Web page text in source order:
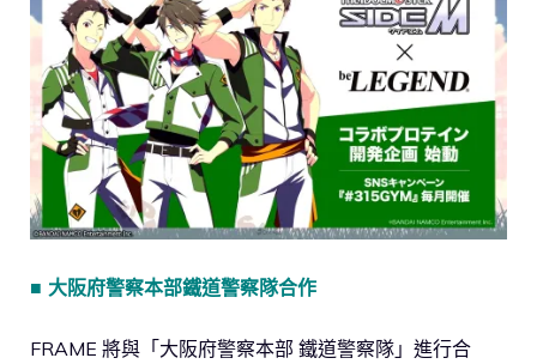
■ 大阪府警察本部鐵道警察隊合作
FRAME 將與「大阪府警察本部 鐵道警察隊」進行合